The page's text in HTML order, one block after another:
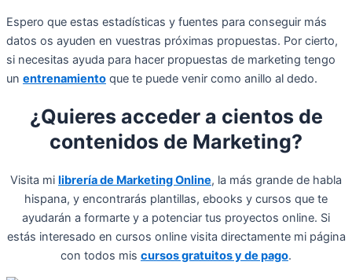
Espero que estas estadísticas y fuentes para conseguir más
datos os ayuden en vuestras próximas propuestas. Por cierto,
si necesitas ayuda para hacer propuestas de marketing tengo
un entrenamiento que te puede venir como anillo al dedo.
¿Quieres acceder a cientos de
contenidos de Marketing?
Visita mi librería de Marketing Online, la más grande de habla
hispana, y encontrarás plantillas, ebooks y cursos que te
ayudarán a formarte y a potenciar tus proyectos online. Si
estás interesado en cursos online visita directamente mi página
con todos mis cursos gratuitos y de pago.